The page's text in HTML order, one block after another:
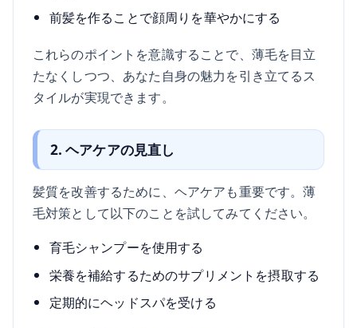
前髪を作ることで顔周りを華やかにする
これらのポイントを意識することで、薄毛を目立
たなくしつつ、あなた自身の魅力を引き立てるス
タイルが実現できます。
2. ヘアケアの見直し
髪質を改善するために、ヘアケアも重要です。薄
毛対策として以下のことを試してみてください。
育毛シャンプーを使用する
栄養を補給するためのサプリメントを摂取する
定期的にヘッドスパを受ける